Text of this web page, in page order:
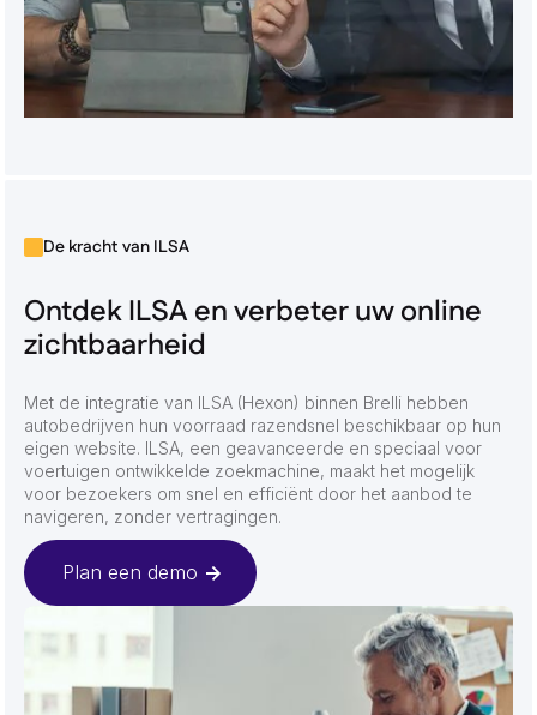
De kracht van ILSA
Ontdek ILSA en verbeter uw online
zichtbaarheid
Met de integratie van ILSA (Hexon) binnen Brelli hebben
autobedrijven hun voorraad razendsnel beschikbaar op hun
eigen website. ILSA, een geavanceerde en speciaal voor
voertuigen ontwikkelde zoekmachine, maakt het mogelijk
voor bezoekers om snel en efficiënt door het aanbod te
navigeren, zonder vertragingen.
Plan een demo